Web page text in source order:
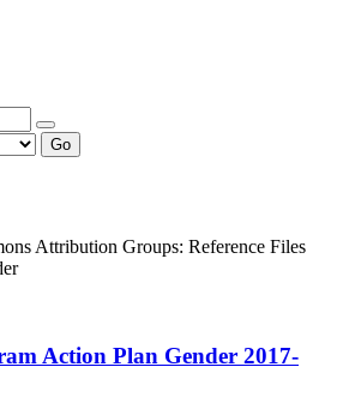
Go
Attribution Groups: Reference Files
Action Plan Gender 2017-